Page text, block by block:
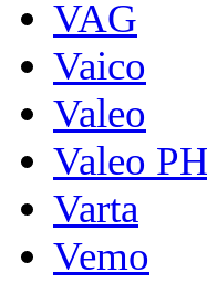
VAG
Vaico
Valeo
Valeo
Varta
Vemo